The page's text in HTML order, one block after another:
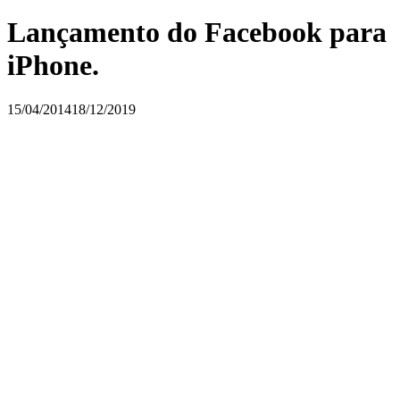
Lançamento do Facebook para
iPhone.
15/04/201418/12/2019